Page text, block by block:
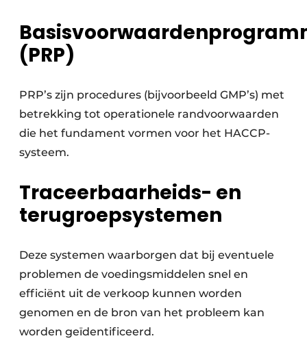
(PRP)
PRP’s zijn procedures (bijvoorbeeld GMP’s) met
betrekking tot operationele randvoorwaarden
die het fundament vormen voor het HACCP-
systeem.
Traceerbaarheids- en
terugroepsystemen
Deze systemen waarborgen dat bij eventuele
problemen de voedingsmiddelen snel en
efficiënt uit de verkoop kunnen worden
genomen en de bron van het probleem kan
worden geïdentificeerd.